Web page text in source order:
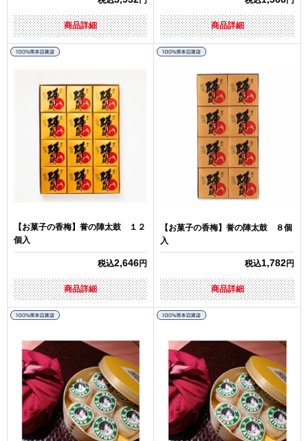
商品詳細 商品詳細
【お菓子の香梅】誉の陣太鼓 １２
個入
税込2,646円
商品詳細
【お菓子の香梅】誉の陣太鼓 ８個
入
税込1,782円
商品詳細